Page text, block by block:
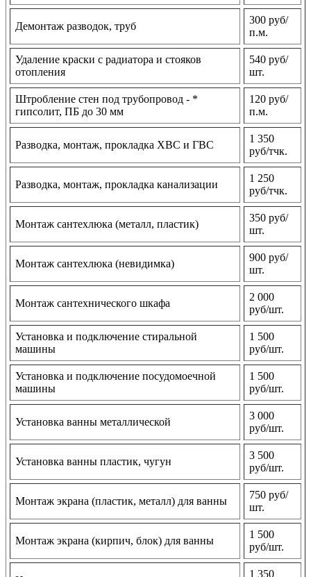
Демонтаж разводок, труб
300 руб/
п.м.
Удаление краски с радиатора и стояков
отопления
540 руб/
шт.
Штробление стен под трубопровод - *
гипсолит, ПБ до 30 мм
120 руб/
п.м.
Разводка, монтаж, прокладка ХВС и ГВС
1 350
руб/тчк.
Разводка, монтаж, прокладка канализации
1 250
руб/тчк.
Монтаж сантехлюка (металл, пластик)
350 руб/
шт.
Монтаж сантехлюка (невидимка)
900 руб/
шт.
Монтаж сантехнического шкафа
2 000
руб/шт.
Установка и подключение стиральной
машины
1 500
руб/шт.
Установка и подключение посудомоечной
машины
1 500
руб/шт.
Установка ванны металлической
3 000
руб/шт.
Установка ванны пластик, чугун
3 500
руб/шт.
Монтаж экрана (пластик, металл) для ванны
750 руб/
шт.
Монтаж экрана (кирпич, блок) для ванны
1 500
руб/шт.
1 350